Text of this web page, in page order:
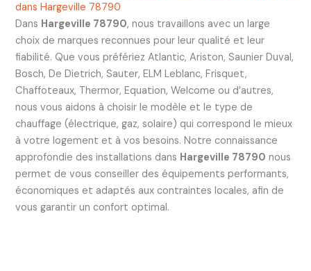
dans Hargeville 78790
Dans Hargeville 78790, nous travaillons avec un large
choix de marques reconnues pour leur qualité et leur
fiabilité. Que vous préfériez Atlantic, Ariston, Saunier Duval,
Bosch, De Dietrich, Sauter, ELM Leblanc, Frisquet,
Chaffoteaux, Thermor, Equation, Welcome ou d’autres,
nous vous aidons à choisir le modèle et le type de
chauffage (électrique, gaz, solaire) qui correspond le mieux
à votre logement et à vos besoins. Notre connaissance
approfondie des installations dans Hargeville 78790 nous
permet de vous conseiller des équipements performants,
économiques et adaptés aux contraintes locales, afin de
vous garantir un confort optimal.